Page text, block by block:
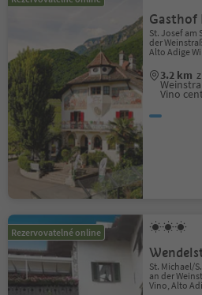
Gasthof
St. Josef am
der
Alto Adige
3.2 km
Vino
Rezervovatelné online
St. Michael/
an der
Vino, Alto